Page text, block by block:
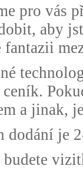
pro vás
aby
fantazii
a jinak,
dodání je
budete